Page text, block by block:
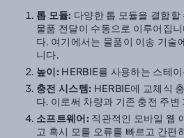
톱 모듈: 다양한 톱 모듈을 결합
물품 전달이 수동으로 이루어집
다. 여기에서는 물품이 이송 기
니다.
높이: HERBIE를 사용하는 스테
충전 시스템: HERBIE에 교체식
다. 이로써 차량과 기존 충전 주
소프트웨어: 직관적인 모바일 웹
고 혹시 모를 오류를 빠르고 간